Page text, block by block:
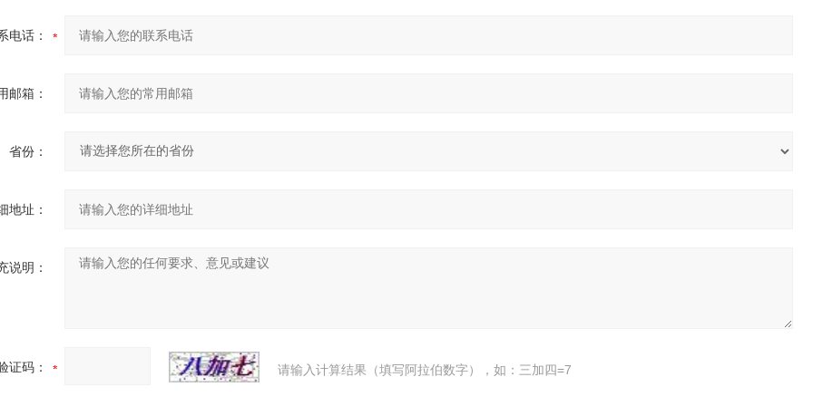
电话：
邮箱：
省份：
地址：
说明：
证码： 请输入计算结果（填写阿拉伯数字），如：三加四=7